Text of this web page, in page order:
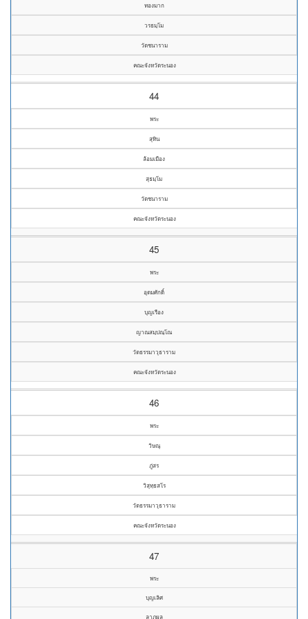
ทองมาก
วรธมฺโม
วัดชนาราม
คณะจังหวัดระนอง
44
พระ
สุทิน
ล้อมเมือง
สุธมฺโม
วัดชนาราม
คณะจังหวัดระนอง
45
พระ
อุดมศักดิ์
บุญเรือง
ญาณสมฺปณฺโณ
วัดธรรมาวุธาราม
คณะจังหวัดระนอง
46
พระ
วิษณุ
ภู่สร
วิสุทฺธสโร
วัดธรรมาวุธาราม
คณะจังหวัดระนอง
47
พระ
บุญเลิศ
ลาภผล